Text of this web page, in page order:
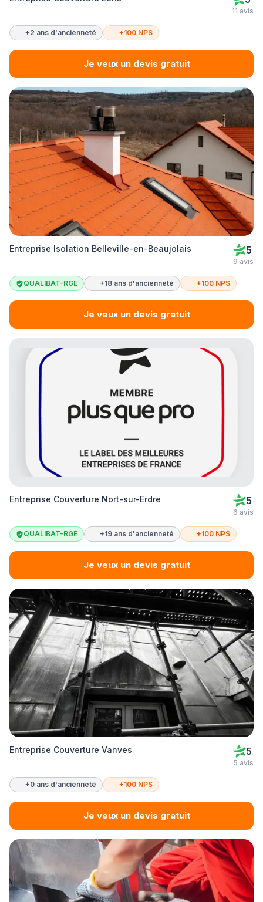
11 avis
+2 ans d'ancienneté +100 NPS
Je veux un devis gratuit
Entreprise Isolation Belleville-en-Beaujolais 5
9 avis
QUALIBAT-RGE +18 ans d'ancienneté +100 NPS
Je veux un devis gratuit
Entreprise Couverture Nort-sur-Erdre 5
6 avis
QUALIBAT-RGE +19 ans d'ancienneté +100 NPS
Je veux un devis gratuit
Entreprise Couverture Vanves 5
5 avis
+0 ans d'ancienneté +100 NPS
Je veux un devis gratuit